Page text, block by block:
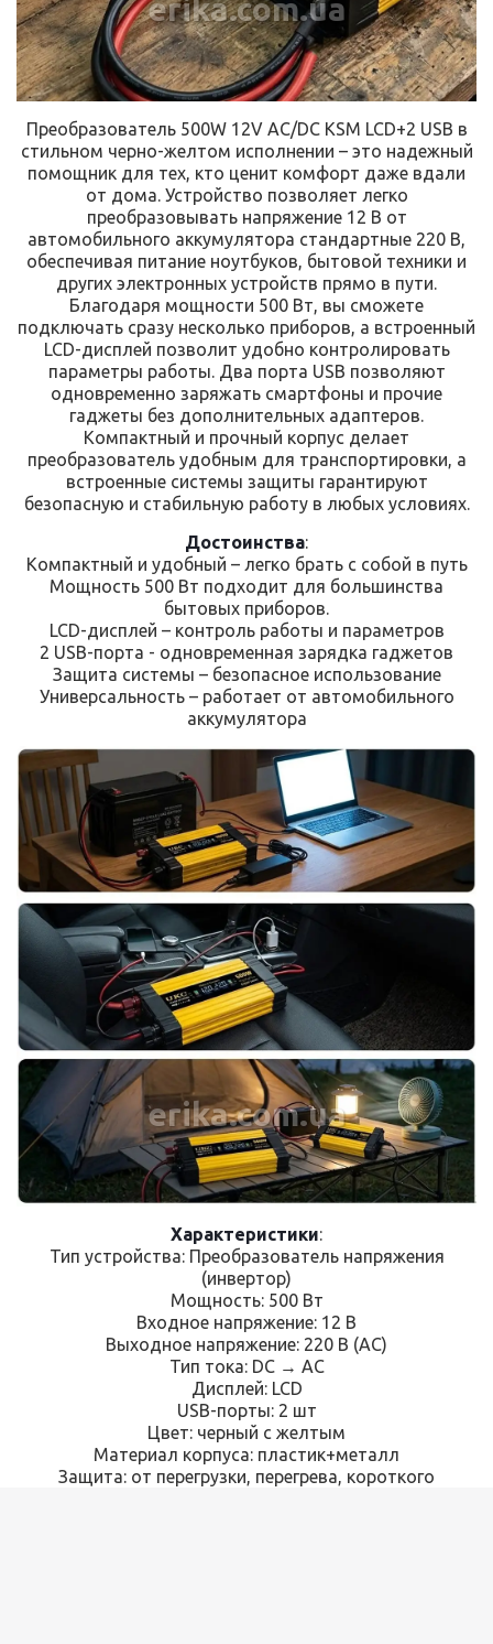
erika.com.ua
Преобразователь 500W 12V AC/DC KSM LCD+2 USB в
стильном черно-желтом исполнении – это надежный
помощник для тех, кто ценит комфорт даже вдали
от дома. Устройство позволяет легко
преобразовывать напряжение 12 В от
автомобильного аккумулятора стандартные 220 В,
обеспечивая питание ноутбуков, бытовой техники и
других электронных устройств прямо в пути.
Благодаря мощности 500 Вт, вы сможете
подключать сразу несколько приборов, а встроенный
LCD-дисплей позволит удобно контролировать
параметры работы. Два порта USB позволяют
одновременно заряжать смартфоны и прочие
гаджеты без дополнительных адаптеров.
Компактный и прочный корпус делает
преобразователь удобным для транспортировки, а
встроенные системы защиты гарантируют
безопасную и стабильную работу в любых условиях.
Достоинства:
Компактный и удобный – легко брать с собой в путь
Мощность 500 Вт подходит для большинства
бытовых приборов.
LCD-дисплей – контроль работы и параметров
2 USB-порта - одновременная зарядка гаджетов
Защита системы – безопасное использование
Универсальность – работает от автомобильного
аккумулятора
erika.com.ua
Характеристики:
Тип устройства: Преобразователь напряжения
(инвертор)
Мощность: 500 Вт
Входное напряжение: 12 В
Выходное напряжение: 220 В (AC)
Тип тока: DC → AC
Дисплей: LCD
USB-порты: 2 шт
Цвет: черный с желтым
Материал корпуса: пластик+металл
Защита: от перегрузки, перегрева, короткого